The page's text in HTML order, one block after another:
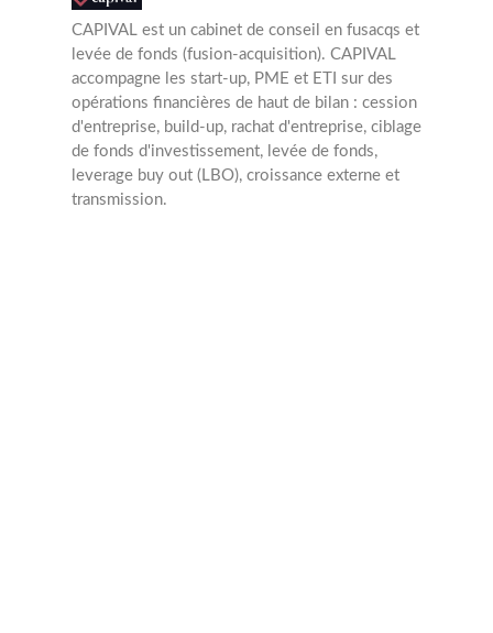
CAPIVAL est un cabinet de conseil en fusacqs et
levée de fonds (fusion-acquisition). CAPIVAL
accompagne les start-up, PME et ETI sur des
opérations financières de haut de bilan : cession
d'entreprise, build-up, rachat d'entreprise, ciblage
de fonds d'investissement, levée de fonds,
leverage buy out (LBO), croissance externe et
transmission.